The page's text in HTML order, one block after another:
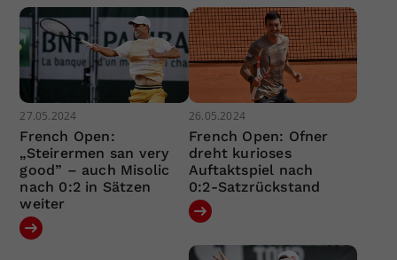
27.05.2024
French Open:
„Steirermen san very
good” – auch Misolic
nach 0:2 in Sätzen
weiter
26.05.2024
French Open: Ofner
dreht kurioses
Auftaktspiel nach
0:2-Satzrückstand